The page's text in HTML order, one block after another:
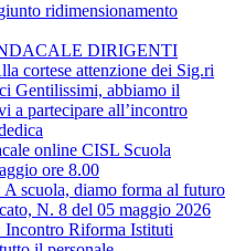
ridimensionamento
DIRIGENTI
cortese attenzione dei Sig.ri
Gentilissimi, abbiamo il
a partecipare all’incontro
online CISL Scuola
ore 8.00
scuola, diamo forma al futuro
N. 8 del 05 maggio 2026
Riforma Istituti